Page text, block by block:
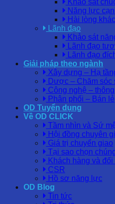
Khảo sát
Năng lực
Hài lòng
Lãnh đạo
Khảo sát
Lãnh đạo
Lãnh đạo
Giải pháp theo ngành
Xây dựng – Hạ
Dược – Chăm sóc
Công nghệ –
Phân phối – Bán lẻ
OD Tuyển dụng
Về OD CLICK
Tầm nhìn và Sứ
Hội đồng chuyên
Giá trị chuyển giao
Tại sao chọn
Khách hàng và đối
CSR
Hồ sơ năng lực
OD Blog
Tin tức